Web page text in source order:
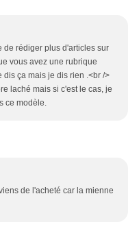
de rédiger plus d'articles sur
vous avez une rubrique
ça mais je dis rien .<br />
laché mais si c'est le cas, je
ce modèle.
de l'acheté car la mienne